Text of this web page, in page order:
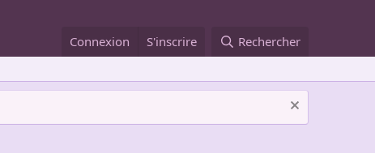
Connexion S'inscrire Rechercher